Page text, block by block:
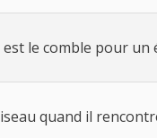
est le comble pour un
quand il